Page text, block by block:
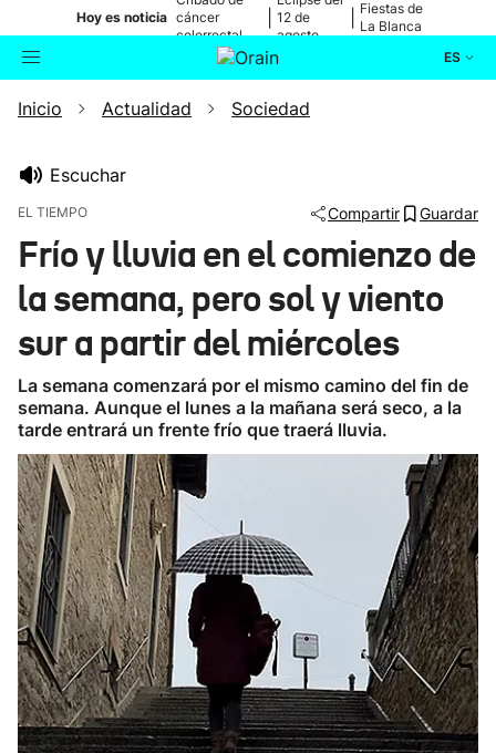
Hoy es noticia cáncer
colorrectal
12 de
agosto
Fiestas de
La Blanca
ES
Buscador Actualidad
Ikusmiran
Eguraldia
Inicio Actualidad Sociedad
Escuchar
EL TIEMPO Compartir Guardar
Frío y lluvia en el comienzo de
la semana, pero sol y viento
sur a partir del miércoles
La semana comenzará por el mismo camino del fin de
semana. Aunque el lunes a la mañana será seco, a la
tarde entrará un frente frío que traerá lluvia.